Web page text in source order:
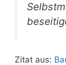
Zitat aus: